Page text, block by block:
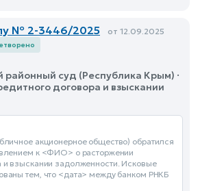
№ 2-3446/2025 от 12.09.2025
суд (Республика Крым) ·
договора и взыскании
акционерное общество) обратился
к <ФИО> о расторжении
и взыскании задолженности. Исковые
тем, что <дата> между банком РНКБ